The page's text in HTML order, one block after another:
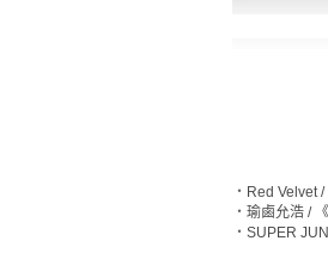
‧ Red Velvet
‧ 瑜鹵允浩 /
‧ SUPER